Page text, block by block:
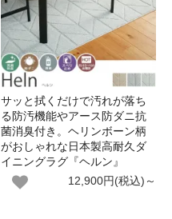
サッと拭くだけで汚れが落ち
る防汚機能やアース防ダニ抗
菌消臭付き。ヘリンボーン柄
がおしゃれな日本製高耐久ダ
イニングラグ『ヘルン』
12,900円(税込)～